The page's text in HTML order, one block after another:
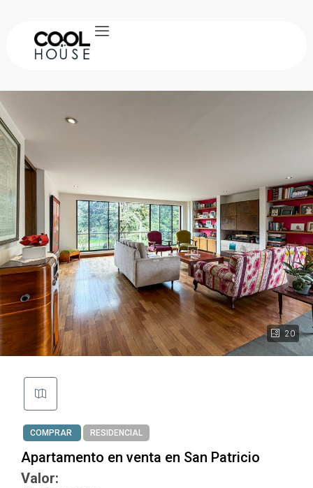
20
COMPRAR RESIDENCIAL
Apartamento en venta en San Patricio
Valor: